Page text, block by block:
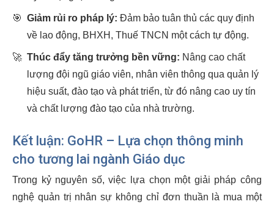
🎯 Giảm rủi ro pháp lý: Đảm bảo tuân thủ các quy định
về lao động, BHXH, Thuế TNCN một cách tự động.
🚀 Thúc đẩy tăng trưởng bền vững: Nâng cao chất
lượng đội ngũ giáo viên, nhân viên thông qua quản lý
hiệu suất, đào tạo và phát triển, từ đó nâng cao uy tín
và chất lượng đào tạo của nhà trường.
Kết luận: GoHR – Lựa chọn thông minh
cho tương lai ngành Giáo dục
Trong kỷ nguyên số, việc lựa chọn một giải pháp công
nghệ quản trị nhân sự không chỉ đơn thuần là mua một